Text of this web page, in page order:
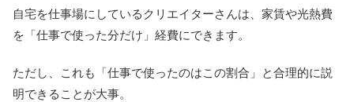
自宅を仕事場にしているクリエイターさんは、家賃や光熱費
を「仕事で使った分だけ」経費にできます。
ただし、これも「仕事で使ったのはこの割合」と合理的に説
明できることが大事。